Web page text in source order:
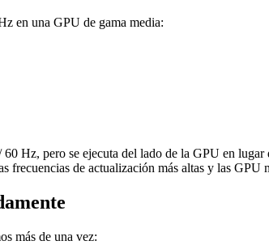
en una GPU de gama media:
Hz, pero se ejecuta del lado de la GPU en
frecuencias de actualización más altas y las
más de una vez: